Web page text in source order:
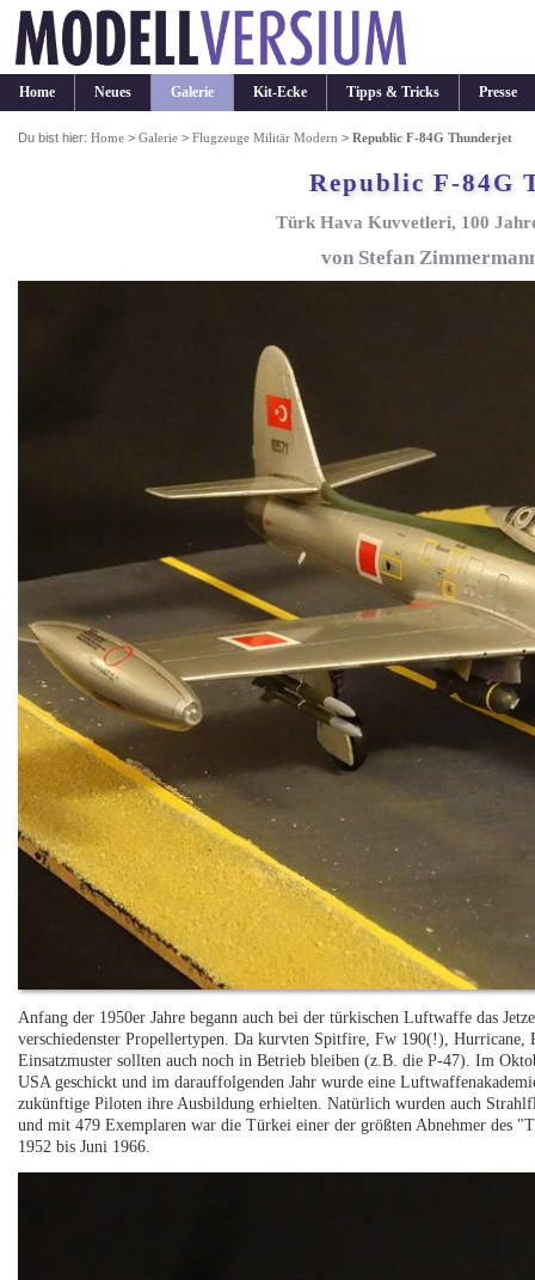
Home Neues Galerie Kit-Ecke Tipps & Tricks Presse
Du bist hier:Home >Galerie >Flugzeuge Militär Modern >Republic F-84G Thunderjet
Republic F-84G
Türk Hava Kuvvetleri, 100
von Stefan
Anfang der 1950er Jahre begann auch bei der türkischen Luftwaffe das
verschiedenster Propellertypen. Da kurvten Spitfire, Fw 190(!),
Einsatzmuster sollten auch noch in Betrieb bleiben (z.B. die P-47). Im
USA geschickt und im darauffolgenden Jahr wurde eine
zukünftige Piloten ihre Ausbildung erhielten. Natürlich wurden auch
und mit 479 Exemplaren war die Türkei einer der größten Abnehmer des
1952 bis Juni 1966.